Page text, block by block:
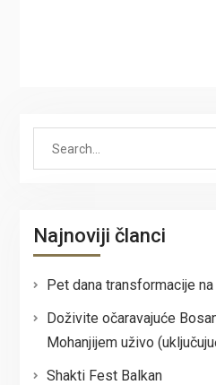
Najnoviji članci
Pet dana transformacije
Doživite očaravajuće
Mohanjijem uživo
Shakti Fest Balkan